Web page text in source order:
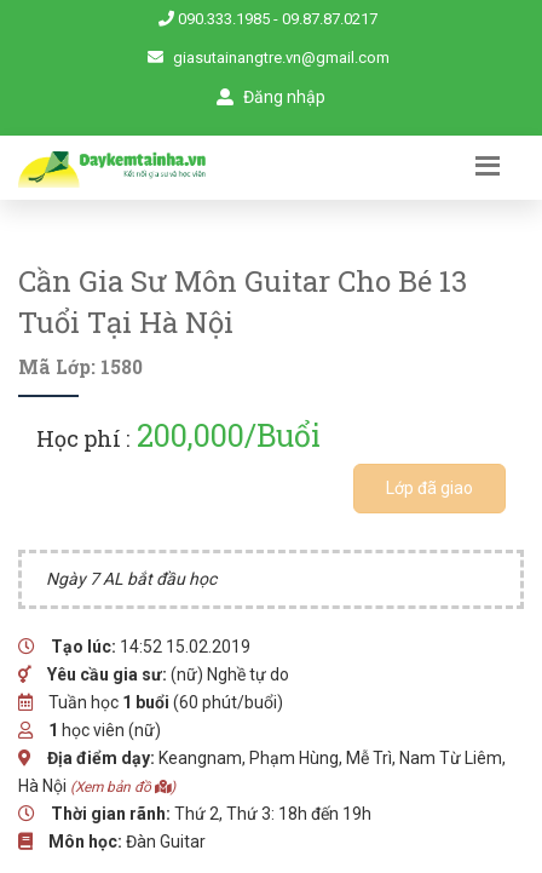
090.333.1985 - 09.87.87.0217
giasutainangtre.vn@gmail.com
Đăng nhập
Cần Gia Sư Môn Guitar Cho Bé 13
Tuổi Tại Hà Nội
Mã Lớp: 1580
Học phí : 200,000/Buổi
Lớp đã giao
Ngày 7 AL bắt đầu học
Tạo lúc: 14:52 15.02.2019
Yêu cầu gia sư: (nữ) Nghề tự do
Tuần học 1 buổi (60 phút/buổi)
1 học viên (nữ)
Địa điểm dạy: Keangnam, Phạm Hùng, Mễ Trì, Nam Từ Liêm,
Hà Nội (Xem bản đồ )
Thời gian rãnh: Thứ 2, Thứ 3: 18h đến 19h
Môn học: Đàn Guitar